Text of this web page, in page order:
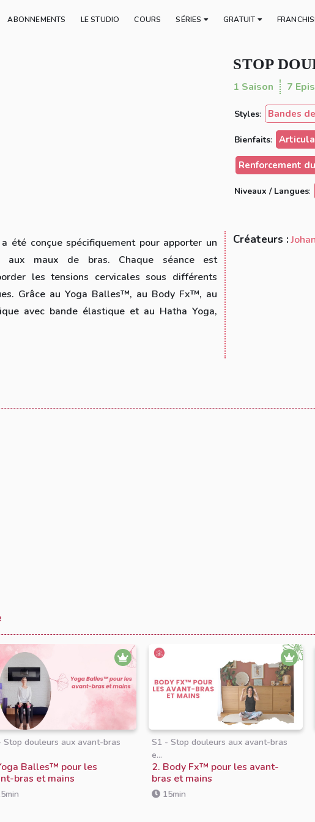
ABONNEMENTS LE STUDIO COURS SÉRIES GRATUIT
STOP
1 Saison 7
Styles: Bandes
Bienfaits:
Renforcement
Niveaux / Langues:
été conçue spécifiquement pour apporter un
aux maux de bras. Chaque séance est
les tensions cervicales sous différents
Grâce au Yoga Balles™️, au Body Fx™️, au
avec bande élastique et au Hatha Yoga,
Créateurs :
Stop douleurs aux avant-bras
Balles™️ pour les
bras et mains
S1 - Stop douleurs aux avant-bras
e...
2. Body Fx™️ pour les avant-
bras et mains
15min